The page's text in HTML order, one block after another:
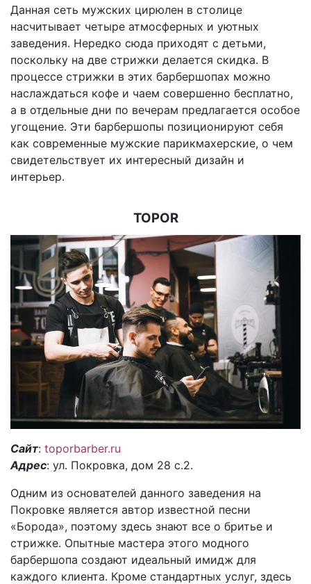
Данная сеть мужских цирюлен в столице
насчитывает четыре атмосферных и уютных
заведения. Нередко сюда приходят с детьми,
поскольку на две стрижки делается скидка. В
процессе стрижки в этих барбершопах можно
наслаждаться кофе и чаем совершенно бесплатно,
а в отдельные дни по вечерам предлагается особое
угощение. Эти барбершопы позиционируют себя
как современные мужские парикмахерские, о чем
свидетельствует их интересный дизайн и
интерьер.
TOPOR
Сайт: toporbarber.ru
Адрес: ул. Покровка, дом 28 с.2.
Одним из основателей данного заведения на
Покровке является автор известной песни
«Борода», поэтому здесь знают все о бритье и
стрижке. Опытные мастера этого модного
барбершопа создают идеальный имидж для
каждого клиента. Кроме стандартных услуг, здесь